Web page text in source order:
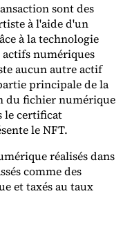
sont des
à l'aide d'un
à la technologie
numériques
aucun autre actif
principale de la
du fichier numérique
le certificat
le NFT.
réalisés dans
comme des
et taxés au taux